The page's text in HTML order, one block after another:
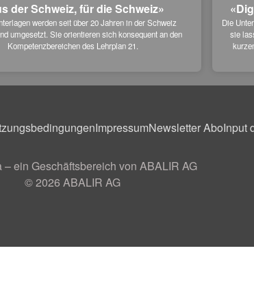
der Schweiz, für die Schweiz»
werden seit über 20 Jahren in der Schweiz
umgesetzt. Sie orientieren sich konsequent an den
Kompetenzbereichen des Lehrplan 21.
Die
sie
ImpressumNewsletter AboInput
– ein Geschäftsbereich von ABALIR AG
© 2026 ABALIR AG